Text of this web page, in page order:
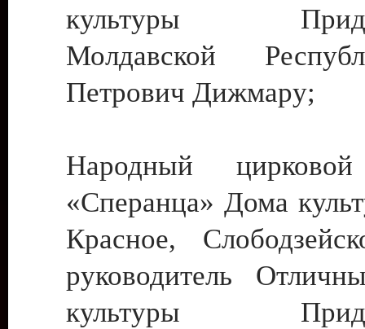
культуры
Молдавской
Петрович Дижмару;
Народный цирковой
«Сперанца» Дома
Красное,
руководитель
культуры